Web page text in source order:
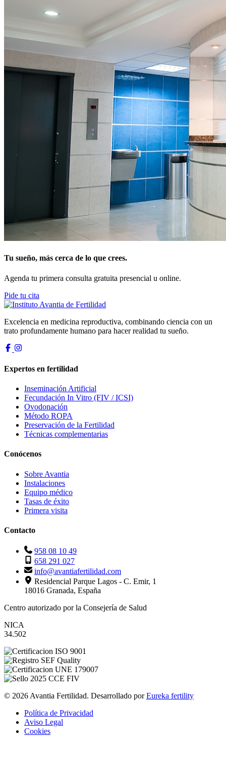
Tu sueño, más cerca de lo que crees.
Agenda tu primera consulta gratuita presencial u online.
Pide tu cita
Excelencia en medicina reproductiva, combinando ciencia con un
trato profundamente humano para hacer realidad tu sueño.
Expertos en fertilidad
Inseminación Artificial
Fecundación In Vitro (FIV / ICSI)
Ovodonación
Método ROPA
Preservación de la Fertilidad
Técnicas complementarias
Conócenos
Sobre Avantia
Instalaciones
Equipo médico
Tasas de éxito
Primera visita
Contacto
958 08 10 49
658 291 027
info@avantiafertilidad.com
Residencial Parque Lagos - C. Emir, 1
18016 Granada, España
Centro autorizado por la Consejería de Salud
NICA
34.502
© 2026 Avantia Fertilidad. Desarrollado porEureka fertility
Política de Privacidad
Aviso Legal
Cookies